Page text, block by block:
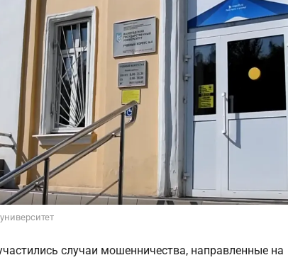
случаи мошенничества, направленные на